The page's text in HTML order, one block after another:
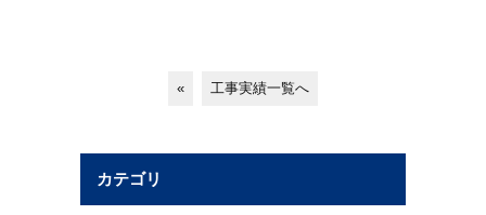
« 工事実績一覧へ
カテゴリ